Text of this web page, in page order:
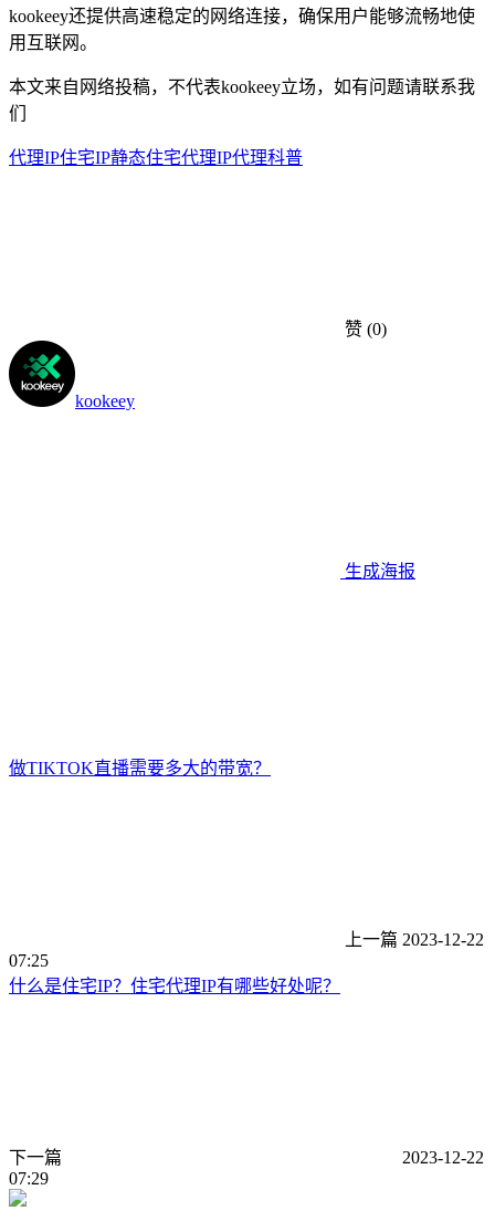
kookeey还提供高速稳定的网络连接，确保用户能够流畅地使
用互联网。
本文来自网络投稿，不代表kookeey立场，如有问题请联系我
们
代理IP住宅IP静态住宅代理IP代理科普
赞 (0)
kookeey
生成海报
做TIKTOK直播需要多大的带宽？
上一篇 2023-12-22
07:25
什么是住宅IP？住宅代理IP有哪些好处呢？
下一篇
2023-12-22
07:29